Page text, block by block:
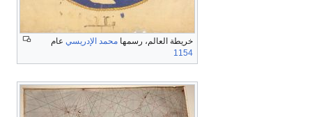
خريطة العالم، رسمها محمد الإدريسيعام